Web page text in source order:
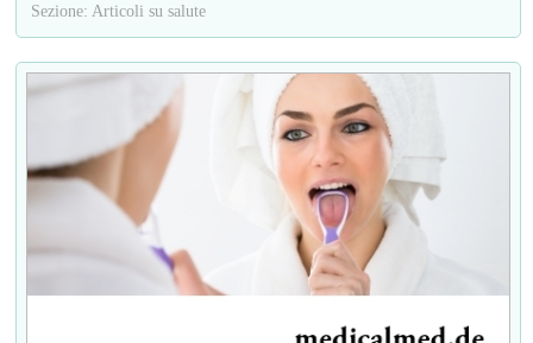
Sezione: Articoli su salute